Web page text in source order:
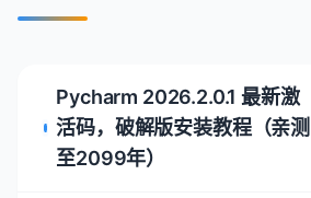
Pycharm 2026.2.0.1 最新激
活码，破解版安装教程（亲测
至2099年）